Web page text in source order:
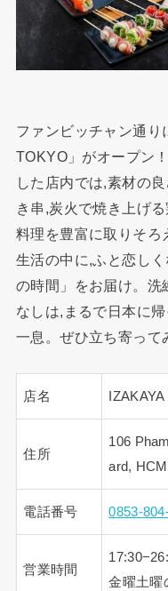
ファンビッチャン通
TOKYO」がオープン
した店内では,素材の
き串,炭火で焼き上げ
料理を豊富に取りそろ
生活の中に,ふと恋し
の時間」をお届け。洗
なしは,まるで日本に
一息。ぜひ立ち寄って
店名
住所
106
ard,
電話番号 0853-
営業時間
金曜土曜